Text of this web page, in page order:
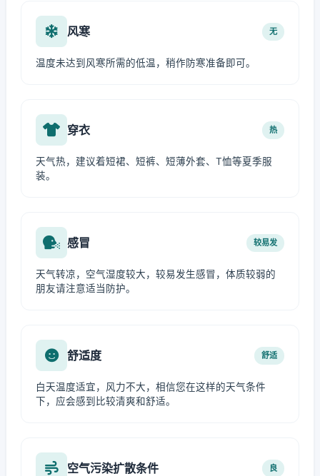
风寒 无
温度未达到风寒所需的低温，稍作防寒准备即可。
穿衣 热
天气热，建议着短裙、短裤、短薄外套、T恤等夏季服
装。
感冒 较易发
天气转凉，空气湿度较大，较易发生感冒，体质较弱的
朋友请注意适当防护。
舒适度 舒适
白天温度适宜，风力不大，相信您在这样的天气条件
下，应会感到比较清爽和舒适。
空气污染扩散条件 良